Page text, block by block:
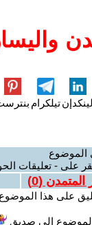
لينكدإنتيلكرام
الموضوع
على - تعليقات
المتمدن (0
)
على هذا الموضوع
الى صديق